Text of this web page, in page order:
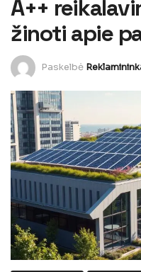
A++
žinoti apie
Paskelbė